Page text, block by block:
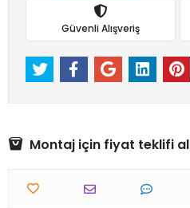
Güvenli Alışveriş
Montaj için fiyat teklifi al